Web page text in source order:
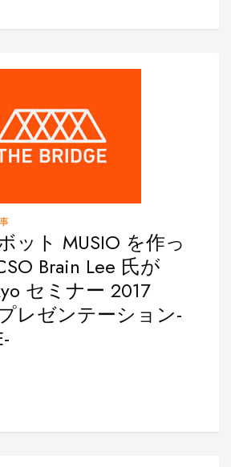
ット MUSIO を作っ
Brain Lee 氏が
セミナー 2017
レゼンテーション-